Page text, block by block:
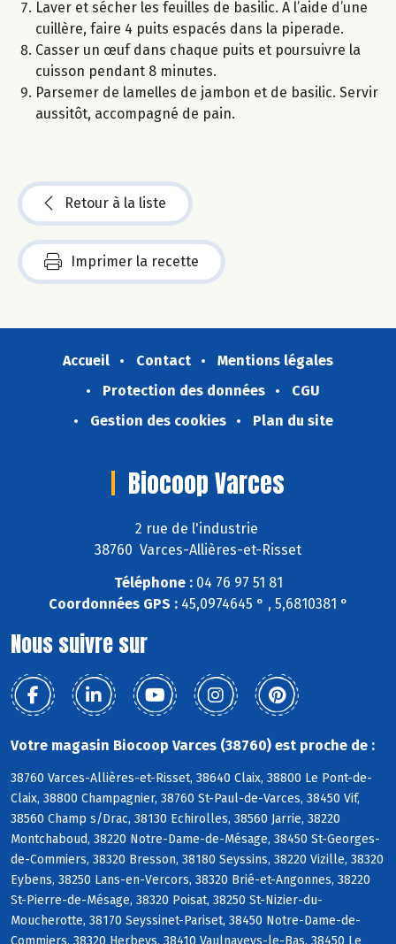
Laver et sécher les feuilles de basilic. A l’aide d’une
cuillère, faire 4 puits espacés dans la piperade.
Casser un œuf dans chaque puits et poursuivre la
cuisson pendant 8 minutes.
Parsemer de lamelles de jambon et de basilic. Servir
aussitôt, accompagné de pain.
Retour à la liste
Imprimer la recette
Accueil Contact
Mentions légales
Protection des données
CGU
Gestion des cookies
Plan du site
Biocoop Varces
2 rue de l'industrie
38760 Varces-Allières-et-Risset
Téléphone :04 76 97 51 81
Coordonnées GPS :45,0974645 ° , 5,6810381 °
Nous suivre sur
Votre magasin Biocoop Varces (38760) est proche de :
38760 Varces-Allières-et-Risset, 38640 Claix, 38800 Le Pont-de-
Claix, 38800 Champagnier, 38760 St-Paul-de-Varces, 38450 Vif,
38560 Champ s/Drac, 38130 Echirolles, 38560 Jarrie, 38220
Montchaboud, 38220 Notre-Dame-de-Mésage, 38450 St-Georges-
de-Commiers, 38320 Bresson, 38180 Seyssins, 38220 Vizille, 38320
Eybens, 38250 Lans-en-Vercors, 38320 Brié-et-Angonnes, 38220
St-Pierre-de-Mésage, 38320 Poisat, 38250 St-Nizier-du-
Moucherotte, 38170 Seyssinet-Pariset, 38450 Notre-Dame-de-
Commiers, 38320 Herbeys, 38410 Vaulnaveys-le-Bas, 38450 Le